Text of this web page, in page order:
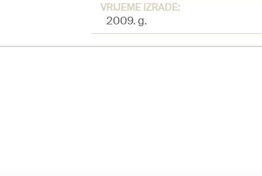
VRIJEME IZRADE:
2009. g.